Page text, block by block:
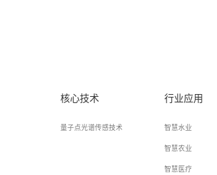
核心技术
量子点光谱传感技术
行业应用
智慧水业
智慧农业
智慧医疗